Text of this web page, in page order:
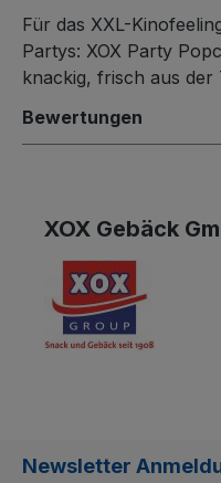
Für das XXL-
Partys: XOX Party
knackig, frisch aus der
Bewertungen
XOX Gebäck
Newsletter